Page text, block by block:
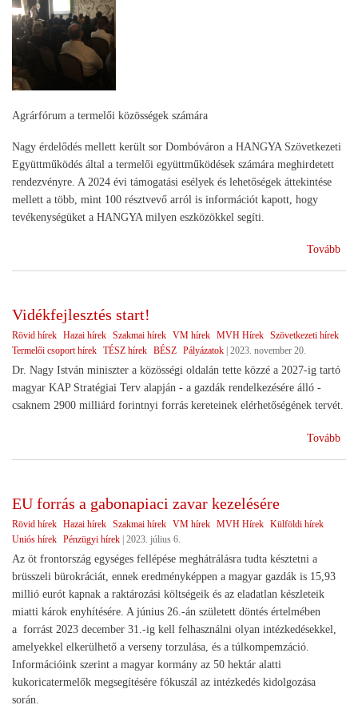
Agrárfórum a termelői közösségek számára
Nagy érdelődés mellett került sor Dombóváron a HANGYA Szövetkezeti
Együttműködés által a termelői együttműködések számára meghirdetett
rendezvényre. A 2024 évi támogatási esélyek és lehetőségek áttekintése
mellett a több, mint 100 résztvevő arról is információt kapott, hogy
tevékenységüket a HANGYA milyen eszközökkel segíti.
Tovább
Vidékfejlesztés start!
Rövid hírek Hazai hírek Szakmai hírek VM hírek MVH Hírek Szövetkezeti hírek
Termelői csoport hírek TÉSZ hírek BÉSZ Pályázatok 2023. november 20.
Dr. Nagy István miniszter a közösségi oldalán tette közzé a 2027-ig tartó
magyar KAP Stratégiai Terv alapján - a gazdák rendelkezésére álló -
csaknem 2900 milliárd forintnyi forrás kereteinek elérhetőségének tervét.
Tovább
EU forrás a gabonapiaci zavar kezelésére
Rövid hírek Hazai hírek Szakmai hírek VM hírek MVH Hírek Külföldi hírek
Uniós hírek Pénzügyi hírek 2023. július 6.
Az öt frontország egységes fellépése meghátrálásra tudta késztetni a
brüsszeli bürokráciát, ennek eredményképpen a magyar gazdák is 15,93
millió eurót kapnak a raktározási költségeik és az eladatlan készleteik
miatti károk enyhítésére. A június 26.-án született döntés értelmében
a forrást 2023 december 31.-ig kell felhasználni olyan intézkedésekkel,
amelyekkel elkerülhető a verseny torzulása, és a túlkompemzáció.
Információink szerint a magyar kormány az 50 hektár alatti
kukoricatermelők megsegítésére fókuszál az intézkedés kidolgozása
során.